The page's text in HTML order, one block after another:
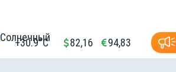
+30.9°C 82,16 94,83